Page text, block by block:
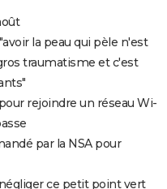
la peau qui pèle n'est
traumatisme et c'est
rejoindre un réseau Wi-
par la NSA pour
ce petit point vert